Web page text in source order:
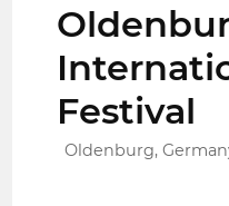
Festival
Oldenburg,